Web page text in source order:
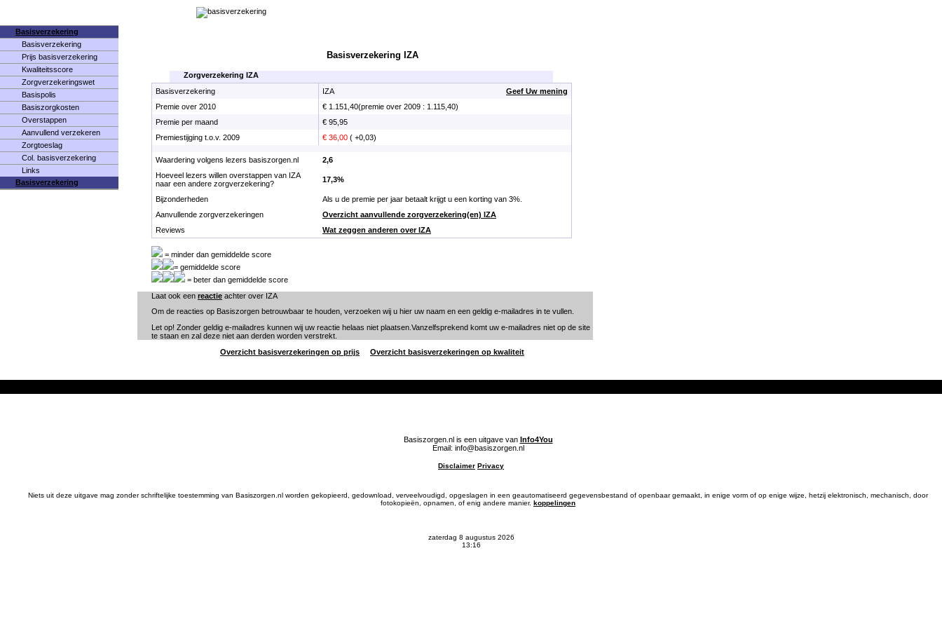
Basisverzekering
Basisverzekering
Prijs basisverzekering
Kwaliteitsscore
Zorgverzekeringswet
Basispolis
Basiszorgkosten
Overstappen
Aanvullend verzekeren
Zorgtoeslag
Col. basisverzekering
Links
Basisverzekering
Basisverzekering IZA
Zorgverzekering IZA
Basisverzekering
IZA
Geef Uw mening
Premie over 2010
€ 1.151,40(premie over 2009 : 1.115,40)
Premie per maand
€ 95,95
Premiestijging t.o.v. 2009
€ 36,00 ( +0,03)
Waardering volgens lezers basiszorgen.nl
2,6
Hoeveel lezers willen overstappen van IZA
naar een andere zorgverzekering?
17,3%
Bijzonderheden
Als u de premie per jaar betaalt krijgt u een korting van 3%.
Aanvullende zorgverzekeringen
Overzicht aanvullende zorgverzekering(en) IZA
Reviews
Wat zeggen anderen over IZA
= minder dan gemiddelde score
= gemiddelde score
= beter dan gemiddelde score
Laat ook een reactie achter over IZA
Om de reacties op Basiszorgen betrouwbaar te houden, verzoeken wij u hier uw naam en een geldig e-mailadres in te vullen.
Let op! Zonder geldig e-mailadres kunnen wij uw reactie helaas niet plaatsen.Vanzelfsprekend komt uw e-mailadres niet op de site
te staan en zal deze niet aan derden worden verstrekt.
Overzicht basisverzekeringen op prijs
Overzicht basisverzekeringen op kwaliteit
Basiszorgen.nl is een uitgave van Info4You
Email: info@basiszorgen.nl
Disclaimer Privacy
Niets uit deze uitgave mag zonder schriftelijke toestemming van Basiszorgen.nl worden gekopieerd, gedownload, verveelvoudigd, opgeslagen in een geautomatiseerd gegevensbestand of openbaar gemaakt, in enige vorm of op enige wijze, hetzij elektronisch, mechanisch, door
fotokopieën, opnamen, of enig andere manier. koppelingen
zaterdag 8 augustus 2026
13:16